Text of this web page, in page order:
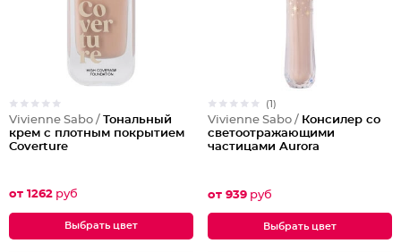
Vivienne Sabo / Тональный
крем с плотным покрытием
Coverture
от 1262 руб
Выбрать цвет
(1)
Vivienne Sabo / Консилер со
светоотражающими
частицами Aurora
от 939 руб
Выбрать цвет